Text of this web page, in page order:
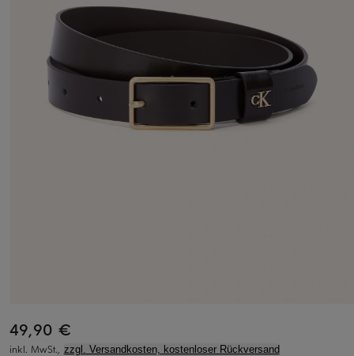
49,90 €
inkl. MwSt., zzgl. Versandkosten, kostenloser Rückversand